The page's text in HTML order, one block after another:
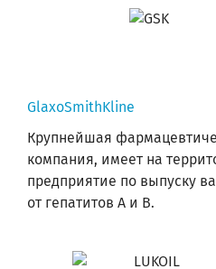
GlaxoSmithKline
Крупнейшая
компания, имеет на
предприятие по выпуску
от гепатитов А и В.